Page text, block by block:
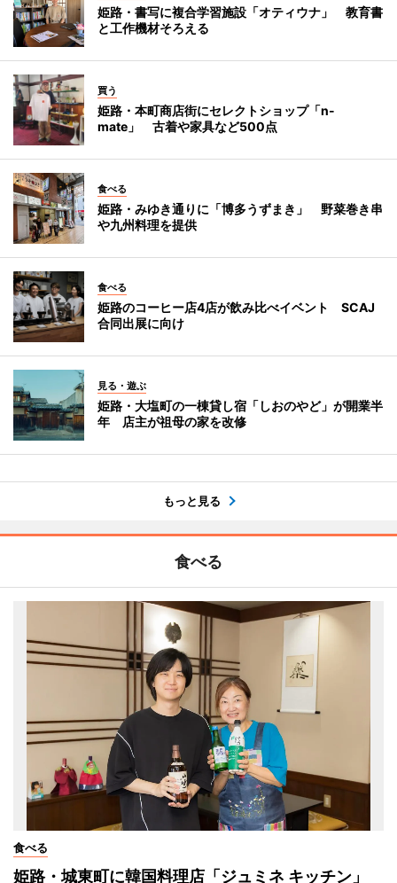
姫路・書写に複合学習施設「オティウナ」 教育書
と工作機材そろえる
買う
姫路・本町商店街にセレクトショップ「n-
mate」 古着や家具など500点
食べる
姫路・みゆき通りに「博多うずまき」 野菜巻き串
や九州料理を提供
食べる
姫路のコーヒー店4店が飲み比べイベント SCAJ
合同出展に向け
見る・遊ぶ
姫路・大塩町の一棟貸し宿「しおのやど」が開業半
年 店主が祖母の家を改修
もっと見る
食べる
食べる
姫路・城東町に韓国料理店「ジュミネ キッチン」